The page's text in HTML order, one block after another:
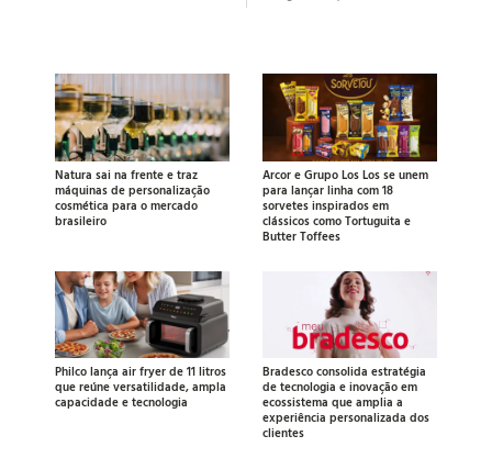
Natura sai na frente e traz
máquinas de personalização
cosmética para o mercado
brasileiro
Arcor e Grupo Los Los se unem
para lançar linha com 18
sorvetes inspirados em
clássicos como Tortuguita e
Butter Toffees
Philco lança air fryer de 11 litros
que reúne versatilidade, ampla
capacidade e tecnologia
Bradesco consolida estratégia
de tecnologia e inovação em
ecossistema que amplia a
experiência personalizada dos
clientes